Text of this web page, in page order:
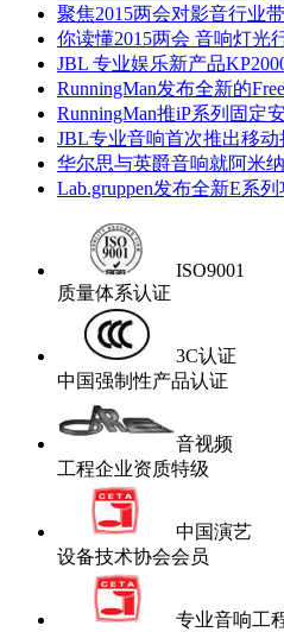
聚焦2015两会对影音行业
你读懂2015两会 音响灯光
JBL 专业娱乐新产品
RunningMan发布全新的
RunningMan推iP系列固定
JBL专业音响首次推出移
华尔思与英爵音响就阿米
Lab.gruppen发布全新E系
ISO9001
质量体系认证
3C认证
中国强制性产品认证
音视频
工程企业资质特级
中国演艺
设备技术协会会员
专业音响工